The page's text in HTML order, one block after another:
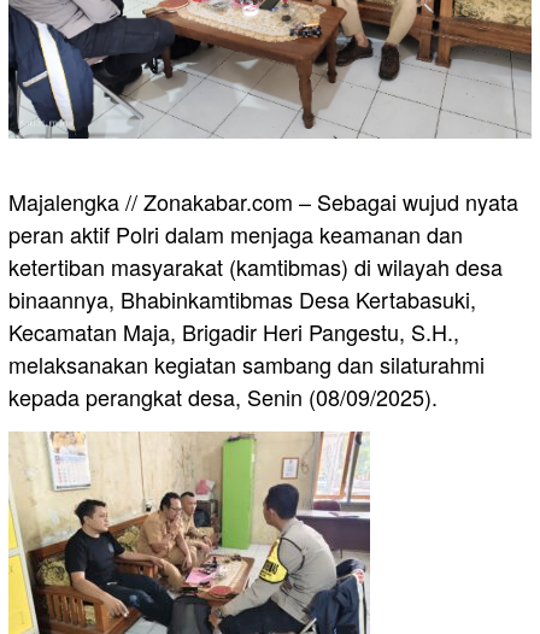
Majalengka // Zonakabar.com – Sebagai wujud nyata
peran aktif Polri dalam menjaga keamanan dan
ketertiban masyarakat (kamtibmas) di wilayah desa
binaannya, Bhabinkamtibmas Desa Kertabasuki,
Kecamatan Maja, Brigadir Heri Pangestu, S.H.,
melaksanakan kegiatan sambang dan silaturahmi
kepada perangkat desa, Senin (08/09/2025).